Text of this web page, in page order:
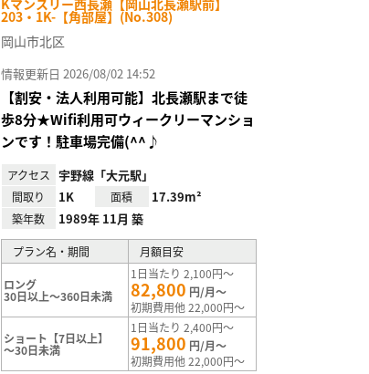
Kマンスリー西長瀬【岡山北長瀬駅前】
203・1K-【角部屋】(No.308)
岡山市北区
情報更新日 2026/08/02 14:52
【割安・法人利用可能】北長瀬駅まで徒
歩8分★Wifi利用可ウィークリーマンショ
ンです！駐車場完備(^^♪
アクセス 宇野線「大元駅」
間取り 1K 面積 17.39m²
築年数 1989年 11月 築
プラン名・期間 月額目安
ロング
30日以上～360日未満
1日当たり 2,100円～
82,800 円/月～
初期費用他 22,000円～
ショート【7日以上】
～30日未満
1日当たり 2,400円～
91,800 円/月～
初期費用他 22,000円～